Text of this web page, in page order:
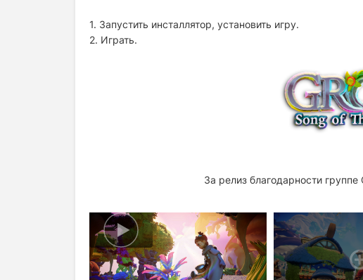
1. Запустить инсталлятор, установить игру.
2. Играть.
За релиз благодарности